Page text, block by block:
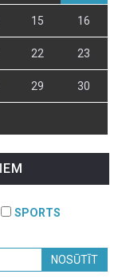
15 16
22 23
29 30
SPORTS
NOSŪTĪT